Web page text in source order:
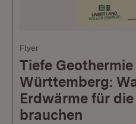
Flyer
Tiefe
Württemberg:
Erdwärme für
brauchen